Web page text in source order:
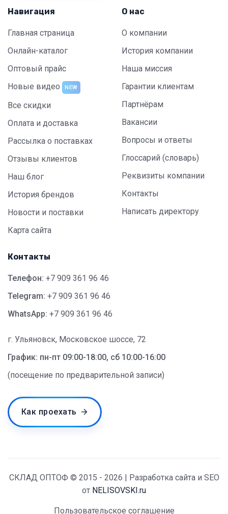
Навигация
Главная страница
Онлайн-каталог
Оптовый прайс
Новые видео
NEW
Все скидки
Оплата и доставка
Рассылка о поставках
Отзывы клиентов
Наш блог
История брендов
Новости и поставки
Карта сайта
О нас
О компании
История компании
Наша миссия
Гарантии клиентам
Партнёрам
Вакансии
Вопросы и ответы
Глоссарий (словарь)
Реквизиты компании
Контакты
Написать директору
Контакты
Телефон: +7 909 361 96 46
Telegram: +7 909 361 96 46
WhatsApp: +7 909 361 96 46
г. Ульяновск, Московское шоссе, 72
График: пн-пт 09:00-18:00, сб 10:00-16:00
(посещение по предварительной записи)
Как проехать
СКЛАД ОПТОФ © 2015 - 2026 | Разработка сайта и SEO
от NELISOVSKI.ru
Пользовательское соглашение